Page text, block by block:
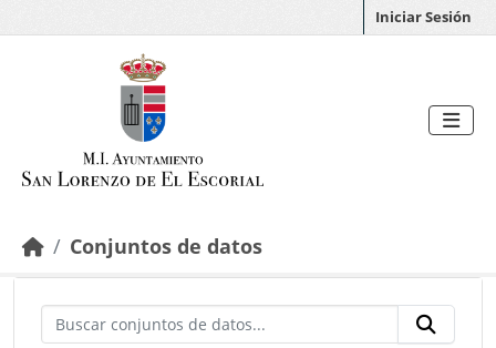
Iniciar Sesión
Conjuntos de datos